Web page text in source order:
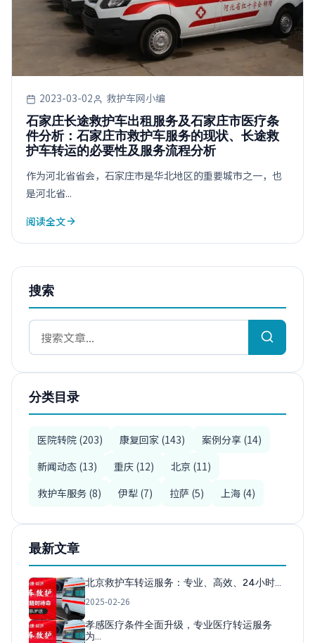
2023-03-02 救护车网小编
石家庄长途救护车出租服务及石家庄市医疗条
件分析：石家庄市救护车服务的现状、长途救
护车转运的必要性及服务流程分析
作为河北省省会，石家庄市是华北地区的重要城市之一，也
是河北省...
阅读全文
搜索
分类目录
医院转院 (203) 康复回家 (143)
案例分享 (14)
新闻动态 (13)
重庆 (12)
北京 (11)
救护车服务 (8)
伊犁 (7) 拉萨 (5) 上海 (4)
最新文章
北京救护车转运服务：专业、高效、24小时…
2025-02-26
孝感医疗条件全面升级，专业医疗转运服务
为…